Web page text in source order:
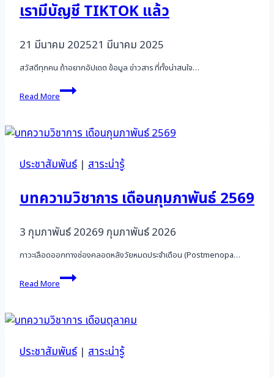
ให้
น้อง
มะเร็ง
มดลูก
เรามีบัญชี TIKTOK แล้ว
21 มีนาคม 202521 มีนาคม 2025
สวัสดีทุกคน ถ้าอยากอัปเดต ข้อมูล ข่าวสาร ที่ทั้งน่าสนใจ…
Read More
เรา
มี
แล้ว
ประชาสัมพันธ์| สาระน่ารู้
บทความวิชาการ เดือนกุมภาพันธ์ 2569
3 กุมภาพันธ์ 20269 กุมภาพันธ์ 2026
ภาวะเลือดออกทางช่องคลอดหลังวัยหมดประจำเดือน (Postmenopa…
Read More
บทความ
วิชาการ
กุมภาพันธ์
2569
ประชาสัมพันธ์| สาระน่ารู้